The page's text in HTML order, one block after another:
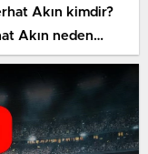
Akın kimdir?
Akın neden